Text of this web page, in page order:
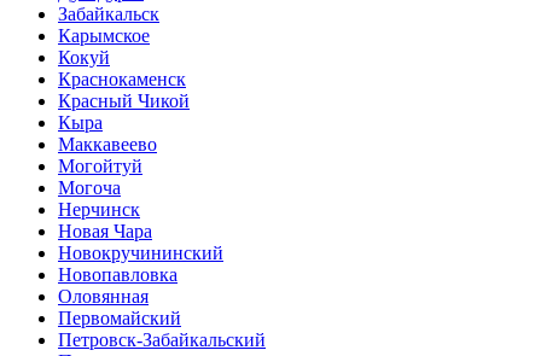
Забайкальск
Карымское
Кокуй
Краснокаменск
Красный Чикой
Кыра
Маккавеево
Могойтуй
Могоча
Нерчинск
Новая Чара
Новокручининский
Новопавловка
Оловянная
Первомайский
Петровск-Забайкальский